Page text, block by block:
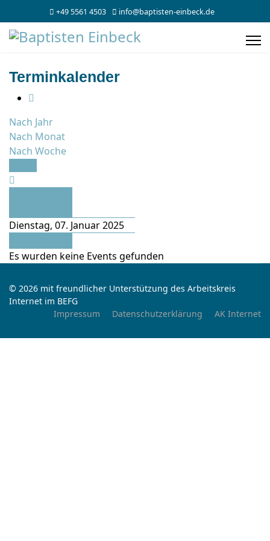
+49 5561 4503 info@baptisten-einbeck.de
Terminkalender
Nach Jahr
Nach Monat
Nach Woche
Dienstag, 07. Januar 2025
Es wurden keine Events gefunden
© 2026 mit freundlicher Unterstützung des Arbeitskreis
Internet im BEFG
Impressum
Datenschutzerklärung AK Internet